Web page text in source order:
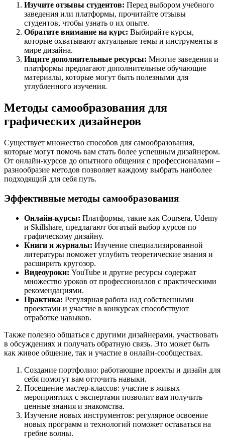
Изучите отзывы студентов: Перед выбором учебного
заведения или платформы, прочитайте отзывы
студентов, чтобы узнать о их опыте.
Обратите внимание на курс: Выбирайте курсы,
которые охватывают актуальные темы и инструменты в
мире дизайна.
Ищите дополнительные ресурсы: Многие заведения и
платформы предлагают дополнительные обучающие
материалы, которые могут быть полезными для
углубленного изучения.
Методы самообразования для
графических дизайнеров
Существует множество способов для самообразования,
которые могут помочь вам стать более успешным дизайнером.
От онлайн-курсов до опытного общения с профессионалами –
разнообразие методов позволяет каждому выбрать наиболее
подходящий для себя путь.
Эффективные методы самообразования
Онлайн-курсы: Платформы, такие как Coursera, Udemy
и Skillshare, предлагают богатый выбор курсов по
графическому дизайну.
Книги и журналы: Изучение специализированной
литературы поможет углубить теоретические знания и
расширить кругозор.
Видеоуроки: YouTube и другие ресурсы содержат
множество уроков от профессионалов с практическими
рекомендациями.
Практика: Регулярная работа над собственными
проектами и участие в конкурсах способствуют
отработке навыков.
Также полезно общаться с другими дизайнерами, участвовать
в обсуждениях и получать обратную связь. Это может быть
как живое общение, так и участие в онлайн-сообществах.
Создание портфолио: работающие проекты и дизайн для
себя помогут вам отточить навыки.
Посещение мастер-классов: участие в живых
мероприятиях с экспертами позволит вам получить
ценные знания и знакомства.
Изучение новых инструментов: регулярное освоение
новых программ и технологий поможет оставаться на
гребне волны.